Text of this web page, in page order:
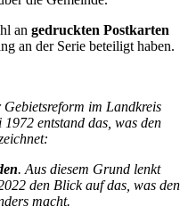
an gedruckten Postkarten
an der Serie beteiligt haben.
im Landkreis
entstand das, was den
. Aus diesem Grund lenkt
den Blick auf das, was den
macht.